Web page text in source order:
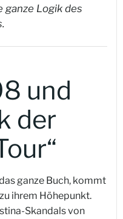
ganze Logik des
und
der
ganze Buch, kommt
ihrem Höhepunkt.
Skandals von